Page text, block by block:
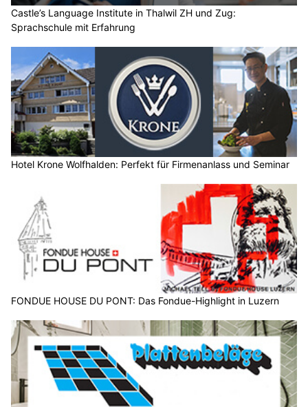
Castle’s Language Institute in Thalwil ZH und Zug:
Sprachschule mit Erfahrung
Hotel Krone Wolfhalden: Perfekt für Firmenanlass und Seminar
FONDUE HOUSE DU PONT: Das Fondue-Highlight in Luzern